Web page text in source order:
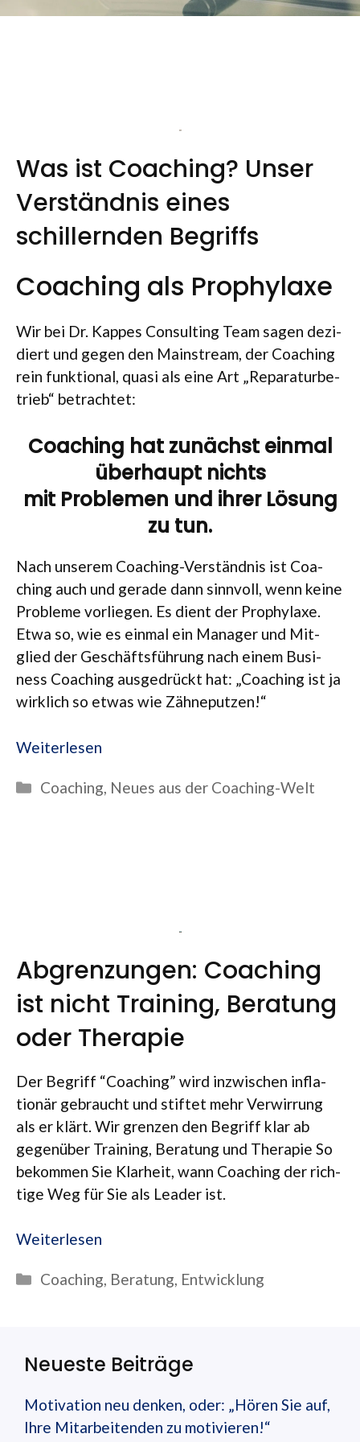
Was ist Coaching? Unser
Verständnis eines
schillernden Begriffs
Coaching als Prophylaxe
Wir bei Dr. Kap­pes Con­sul­ting Team sagen dezi­
diert und gegen den Main­stream, der Coa­ching
rein funk­tio­nal, quasi als eine Art „Repa­ra­tur­be­
trieb“ betrachtet:
Coaching hat zunächst einmal
überhaupt nichts
mit Problemen und ihrer Lösung
zu tun.
Nach unse­rem Coa­ching-Ver­ständ­nis ist Coa­
ching auch und gerade dann sinn­voll, wenn keine
Pro­bleme vor­lie­gen. Es dient der Pro­phy­laxe.
Etwa so, wie es ein­mal ein Mana­ger und Mit­
glied der Geschäfts­füh­rung nach einem Busi­
ness Coa­ching aus­ge­drückt hat: „Coa­ching ist ja
wirk­lich so etwas wie Zähneputzen!“
Wei­ter­le­sen
Kategorien
Coaching Neues aus der Coaching-Welt
Abgrenzungen: Coaching
ist nicht Training, Beratung
oder Therapie
Der Begriff “Coa­ching” wird inzwi­schen infla­
tio­när gebraucht und stif­tet mehr Ver­wir­rung
als er klärt. Wir gren­zen den Begriff klar ab
gegen­über Trai­ning, Bera­tung und The­ra­pie So
bekom­men Sie Klar­heit, wann Coa­ching der rich­
tige Weg für Sie als Lea­der ist.
Wei­ter­le­sen
Kategorien
Coaching, Beratung, Entwicklung
Neueste Beiträge
Motivation neu denken, oder: „Hören Sie auf,
Ihre Mitarbeitenden zu motivieren!“